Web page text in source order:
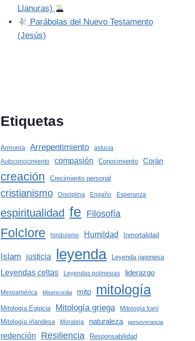
Llanuras)
Parábolas del Nuevo Testamento
(Jesús)
Etiquetas
Armonía Arrepentimiento
astucia
Autoconocimiento
compasión Conocimiento Corán
creación Crecimiento personal
cristianismo Disciplina Engaño Esperanza
espiritualidad fe Filosofía
Folclore hinduismo Humildad Inmortalidad
Islam justicia leyenda Leyenda japonesa
Leyendas celtas Leyendas polinesias liderazgo
Mesoamérica Misericordia mito mitología
Mitología Egipcia Mitología griega Mitología Iraní
Mitología irlandesa Moraleja naturaleza perseverancia
redención Resiliencia Responsabilidad